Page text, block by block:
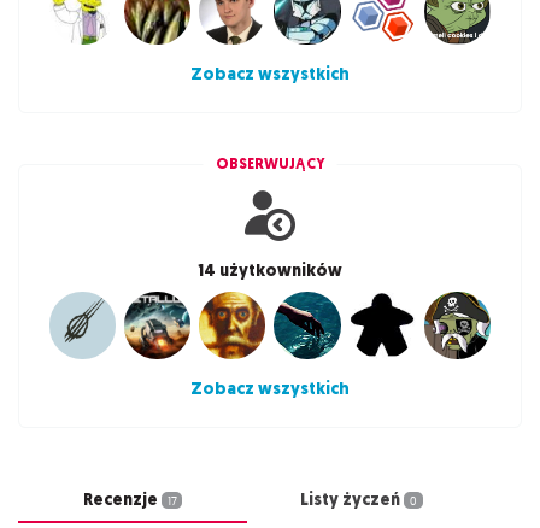
Zobacz wszystkich
OBSERWUJĄCY
14 użytkowników
Zobacz wszystkich
Recenzje 17 Listy życzeń 0